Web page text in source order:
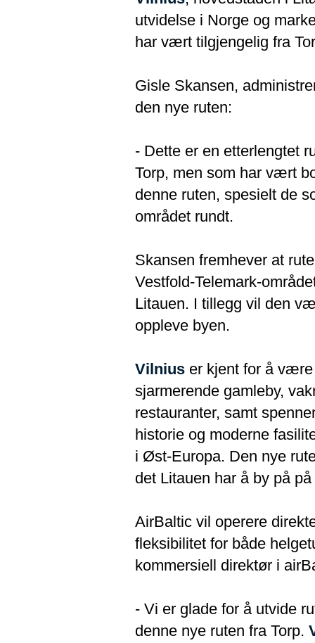
utvidelse i Norge og
har vært tilgjengelig fra
Gisle Skansen,
den nye ruten:
- Dette er en etterlengtet
Torp, men som har vært
denne ruten, spesielt de
området rundt.
Skansen fremhever at
Vestfold-Telemark-
Litauen. I tillegg vil den
oppleve byen.
Vilnius er kjent for å
sjarmerende gamleby,
restauranter, samt
historie og moderne
i Øst-Europa. Den nye
det Litauen har å by på
AirBaltic vil operere
fleksibilitet for både
kommersiell direktør i
- Vi er glade for å utvide
denne nye ruten fra Torp.